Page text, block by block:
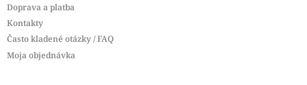
Doprava a platba
Kontakty
Často kladené otázky / FAQ
Moja objednávka